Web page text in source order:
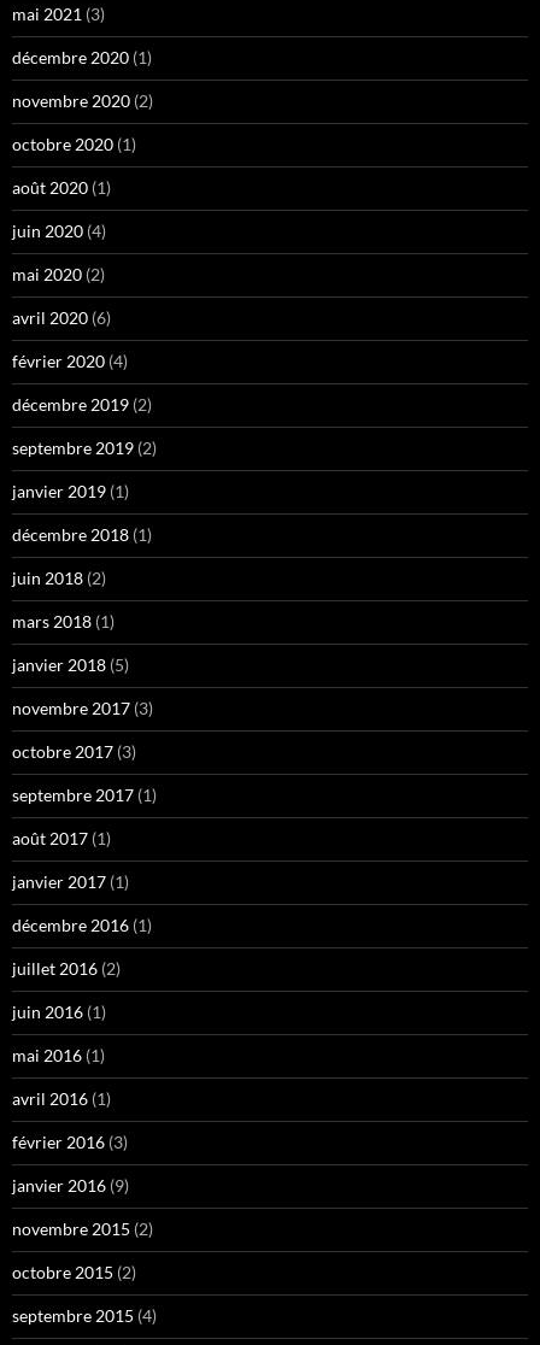
mai 2021 (3)
décembre 2020 (1)
novembre 2020 (2)
octobre 2020 (1)
août 2020 (1)
juin 2020 (4)
mai 2020 (2)
avril 2020 (6)
février 2020 (4)
décembre 2019 (2)
septembre 2019 (2)
janvier 2019 (1)
décembre 2018 (1)
juin 2018 (2)
mars 2018 (1)
janvier 2018 (5)
novembre 2017 (3)
octobre 2017 (3)
septembre 2017 (1)
août 2017 (1)
janvier 2017 (1)
décembre 2016 (1)
juillet 2016 (2)
juin 2016 (1)
mai 2016 (1)
avril 2016 (1)
février 2016 (3)
janvier 2016 (9)
novembre 2015 (2)
octobre 2015 (2)
septembre 2015 (4)